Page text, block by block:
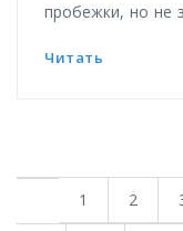
пробежки, но не
Читать
1 2